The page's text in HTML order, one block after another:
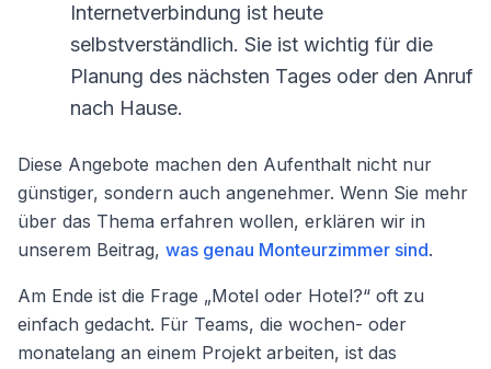
Internetverbindung ist heute
selbstverständlich. Sie ist wichtig für die
Planung des nächsten Tages oder den Anruf
nach Hause.
Diese Angebote machen den Aufenthalt nicht nur
günstiger, sondern auch angenehmer. Wenn Sie mehr
über das Thema erfahren wollen, erklären wir in
unserem Beitrag, was genau Monteurzimmer sind.
Am Ende ist die Frage „Motel oder Hotel?“ oft zu
einfach gedacht. Für Teams, die wochen- oder
monatelang an einem Projekt arbeiten, ist das